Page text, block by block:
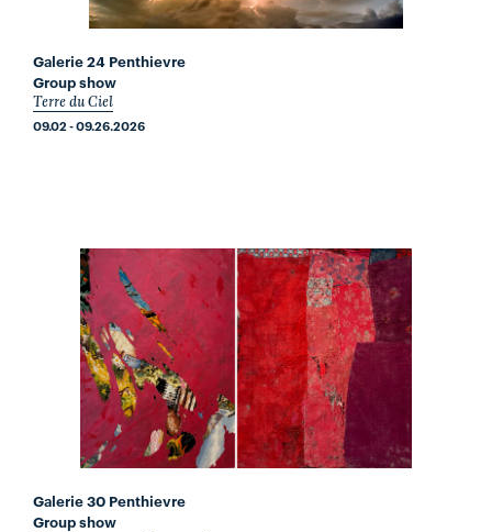
Galerie 24 Penthievre
Group show
Terre du Ciel
09.02 - 09.26.2026
Galerie 30 Penthievre
Group show